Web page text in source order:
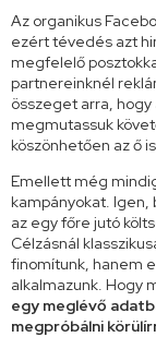
Az organikus
ezért tévedés azt
megfelelő
partnereinknél
összeget arra,
megmutassuk
köszönhetően az ő
Emellett még
kampányokat.
az egy főre jutó
Célzásnál
finomítunk, hanem
alkalmazunk. Hogy
egy meglévő
megpróbálni